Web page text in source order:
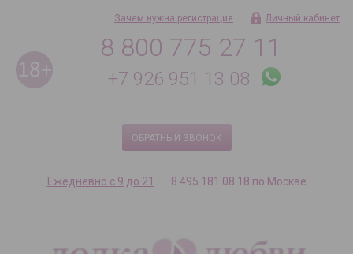
8 800 775 27 11
+7 926 951 13 08
ОБРАТНЫЙ ЗВОНОК
Зачем нужна регистрация Личный кабинет
Ежедневно с 9 до 21 8 495 181 08 18 по Москве